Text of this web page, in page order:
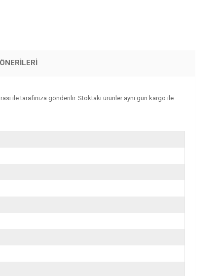
ile tarafınıza gönderilir. Stoktaki ürünler aynı gün kargo ile